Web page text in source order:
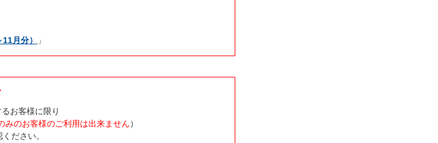
月分） 」
お客様に限り
みのお客様のご利用は出来ません）
ださい。